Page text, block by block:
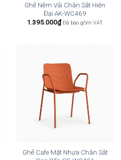
Ghế Nệm Vải Chân Sắt Hiện
Đại AK-WC469
1.395.000₫ Đã bao gồm VAT
Ghế Cafe Mặt Nhựa Chân Sắt